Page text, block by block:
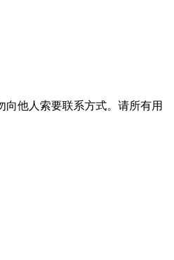
向他人索要联系方式。请所有用